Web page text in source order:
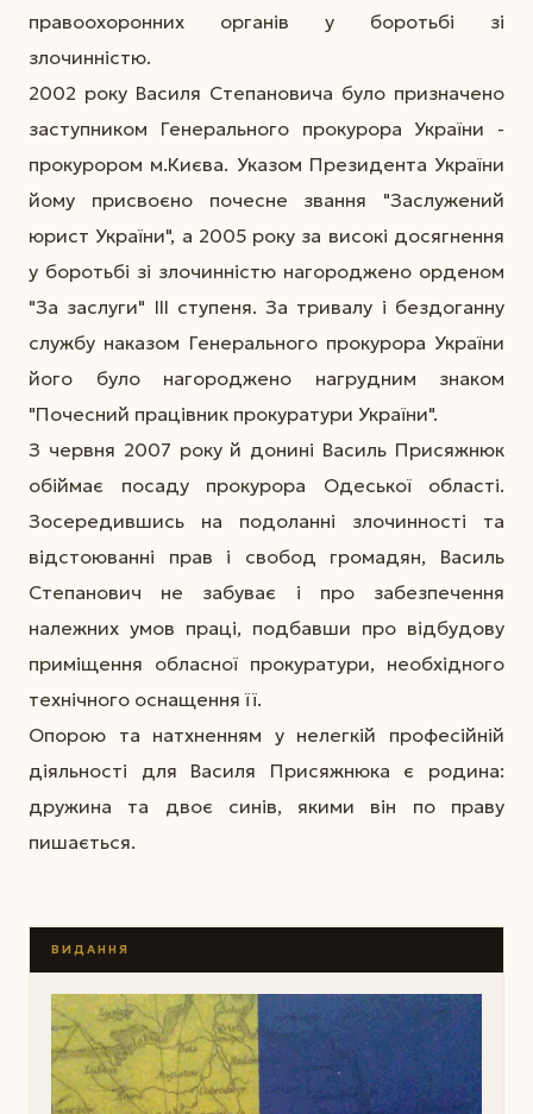
правоохоронних органів у боротьбі зі
злочинністю.
2002 року Василя Степановича було призначено
заступником Генерального прокурора України -
прокурором м.Києва. Указом Президента України
йому присвоєно почесне звання "Заслужений
юрист України", а 2005 року за високі досягнення
у боротьбі зі злочинністю нагороджено орденом
"За заслуги" ІІІ ступеня. За тривалу і бездоганну
службу наказом Генерального прокурора України
його було нагороджено нагрудним знаком
"Почесний працівник прокуратури України".
З червня 2007 року й донині Василь Присяжнюк
обіймає посаду прокурора Одеської області.
Зосередившись на подоланні злочинності та
відстоюванні прав і свобод громадян, Василь
Степанович не забуває і про забезпечення
належних умов праці, подбавши про відбудову
приміщення обласної прокуратури, необхідного
технічного оснащення її.
Опорою та натхненням у нелегкій професійній
діяльності для Василя Присяжнюка є родина:
дружина та двоє синів, якими він по праву
пишається.
ВИДАННЯ